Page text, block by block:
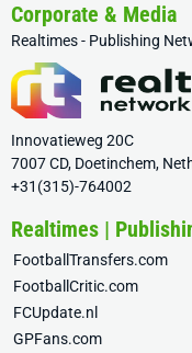
Corporate & Media
Realtimes - Publishing
Innovatieweg 20C
7007 CD, Doetinchem,
+31(315)-764002
Realtimes |
FootballTransfers.com
FootballCritic.com
FCUpdate.nl
GPFans.com